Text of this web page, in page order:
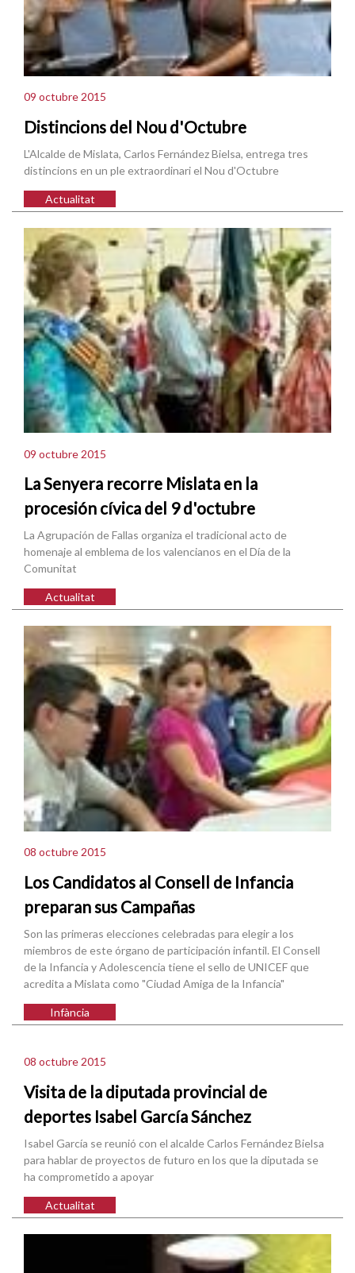
09 octubre 2015
Distincions del Nou d'Octubre
L'Alcalde de Mislata, Carlos Fernández Bielsa, entrega tres
distincions en un ple extraordinari el Nou d'Octubre
Actualitat
09 octubre 2015
La Senyera recorre Mislata en la
procesión cívica del 9 d'octubre
La Agrupación de Fallas organiza el tradicional acto de
homenaje al emblema de los valencianos en el Día de la
Comunitat
Actualitat
08 octubre 2015
Los Candidatos al Consell de Infancia
preparan sus Campañas
Son las primeras elecciones celebradas para elegir a los
miembros de este órgano de participación infantil. El Consell
de la Infancia y Adolescencia tiene el sello de UNICEF que
acredita a Mislata como "Ciudad Amiga de la Infancia"
Infància
08 octubre 2015
Visita de la diputada provincial de
deportes Isabel García Sánchez
Isabel García se reunió con el alcalde Carlos Fernández Bielsa
para hablar de proyectos de futuro en los que la diputada se
ha comprometido a apoyar
Actualitat